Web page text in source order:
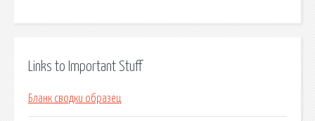
Links to Important Stuff
Бланк сводки образец